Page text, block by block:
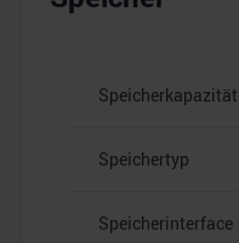
Speicherkapazität
Speichertyp
Speicherinterface